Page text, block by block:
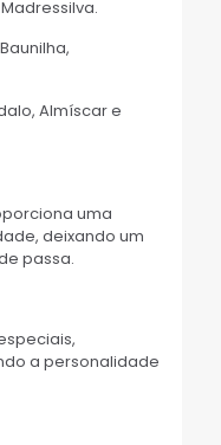
Almíscar e
uma
deixando um
passa.
a personalidade